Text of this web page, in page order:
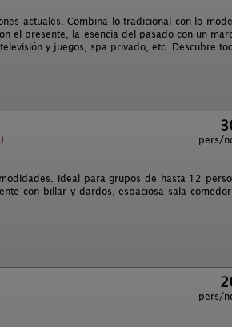
actuales. Combina lo tradicional con lo
el presente, la esencia del pasado con un
y juegos, spa privado, etc. Descubre
pers/
Ideal para grupos de hasta 12
con billar y dardos, espaciosa sala
pers/